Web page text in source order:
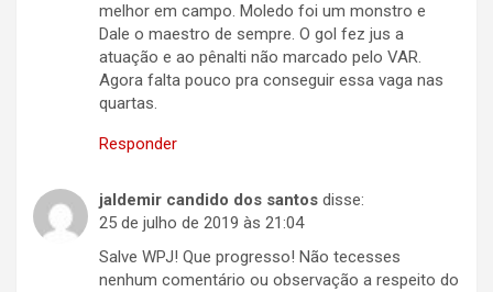
melhor em campo. Moledo foi um monstro e
Dale o maestro de sempre. O gol fez jus a
atuação e ao pênalti não marcado pelo VAR.
Agora falta pouco pra conseguir essa vaga nas
quartas.
Responder
jaldemir candido dos santos disse:
25 de julho de 2019 às 21:04
Salve WPJ! Que progresso! Não tecesses
nenhum comentário ou observação a respeito do